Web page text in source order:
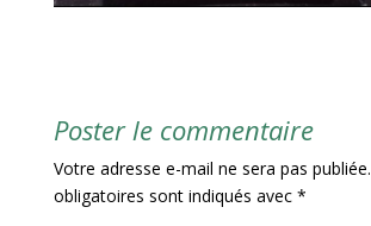
Poster le commentaire
Votre adresse e-mail ne sera pas publiée.
obligatoires sont indiqués avec *